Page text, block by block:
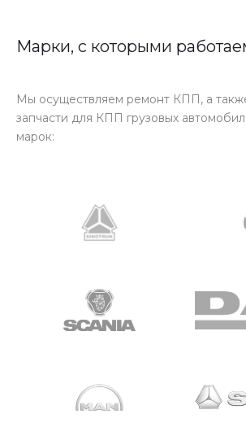
Марки, с которыми
Мы осуществляем ремонт КПП, а
запчасти для КПП грузовых
марок: